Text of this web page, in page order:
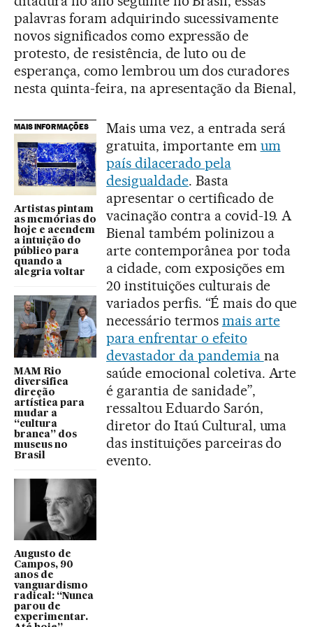
palavras foram adquirindo sucessivamente
novos significados como expressão de
protesto, de resistência, de luto ou de
esperança, como lembrou um dos curadores
nesta quinta-feira, na apresentação da Bienal,
MAIS INFORMAÇÕES
Artistas pintam
as memórias do
hoje e acendem
a intuição do
público para
quando a
alegria voltar
MAM Rio
diversifica
direção
artística para
mudar a
“cultura
branca” dos
museus no
Brasil
Augusto de
Campos, 90
anos de
vanguardismo
radical: “Nunca
parou de
experimentar.
Mais uma vez, a entrada será
gratuita, importante em um
país dilacerado pela
desigualdade. Basta
apresentar o certificado de
vacinação contra a covid-19. A
Bienal também polinizou a
arte contemporânea por toda
a cidade, com exposições em
20 instituições culturais de
variados perfis. “É mais do que
necessário termos mais arte
para enfrentar o efeito
devastador da pandemia na
saúde emocional coletiva. Arte
é garantia de sanidade”,
ressaltou Eduardo Sarón,
diretor do Itaú Cultural, uma
das instituições parceiras do
evento.